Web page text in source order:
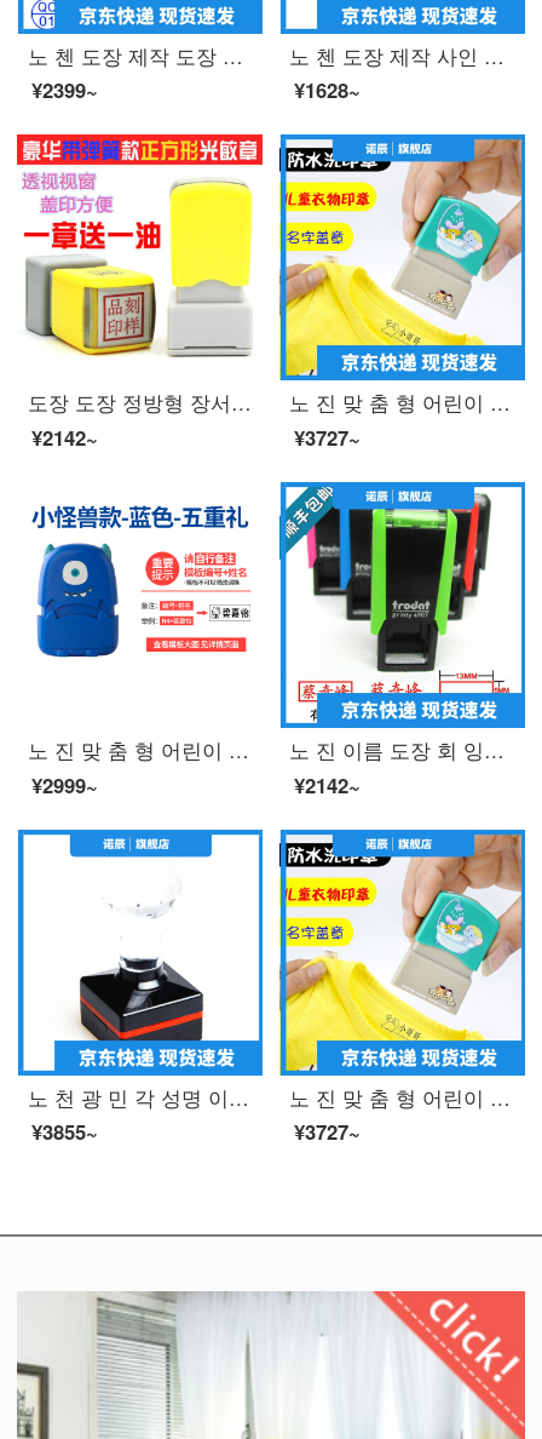
노 첸 도장 제작 도장 공장 품질 검사 도장 자동 오 일 만 회 장 지름 드 롭 블 루 잉크 직경 15mM (IPQC 01)
¥2399~
노 첸 도장 제작 사인 이름 개인 성명 도장 도장 도장 도장 도장 간호사 개인 인장 주문 제작 도장 도장 도장 도장 도장 간호사 도장 도장 케이스 색깔 랜 덤 배 송
¥1628~
도장 도장 정방형 장서 개인의 이름 광 민 도장 제작 개성 손 글씨 사인 도장 도장
¥2142~
노 진 맞 춤 형 어린이 옷 도장 광 민 옷 도장 떨 음 같은 유치원 이름 붙 인 방수 세탁 물 빠짐 없 는 라 임 + 포장 박스
¥3727~
노 진 맞 춤 형 어린이 도장 유치원 아기 개학 옷 교복 방수 세탁 이름 붙 임 이름 도장 퇴색 하지 않 는 파란색 꼬마 몬스터
¥2999~
노 진 이름 도장 회 잉크 도장 이름 도장 이름 도장 맞 춤 형 은행 개인 인장 제작 텀 블 러 드 레 드 프린트
¥2142~
노 천 광 민 각 성명 이름 장 QR 코드 도장 제작 도안 장 장서가 정방형 도장 사인 제작 25 * 25mm
¥3855~
노 진 맞 춤 형 어린이 옷 도장 광 민 옷 도장 떨 음 같은 유치원 이름 붙 인 방수 세탁 물 빠짐 없 는 라 임 + 포장 박스
¥3727~